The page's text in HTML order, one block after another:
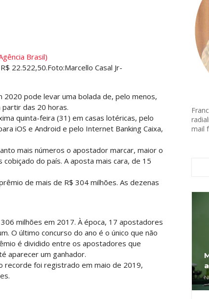
22.522,50.Foto:Marcello Casal Jr-
pode levar uma bolada de, pelo menos,
das 20 horas.
quinta-feira (31) em casas lotéricas, pelo
iOS e Android e pelo Internet Banking Caixa,
mais números o apostador marcar, maior o
do país. A aposta mais cara, de 15
de mais de R$ 304 milhões. As dezenas
milhões em 2017. À época, 17 apostadores
O último concurso do ano é o único que não
é dividido entre os apostadores que
aparecer um ganhador.
recorde foi registrado em maio de 2019,
mail